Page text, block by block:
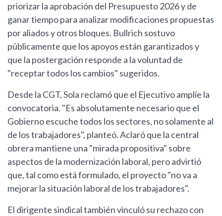
priorizar la aprobación del Presupuesto 2026 y de
ganar tiempo para analizar modificaciones propuestas
por aliados y otros bloques. Bullrich sostuvo
públicamente que los apoyos están garantizados y
que la postergación responde a la voluntad de
"receptar todos los cambios" sugeridos.
Desde la CGT, Sola reclamó que el Ejecutivo amplíe la
convocatoria. "Es absolutamente necesario que el
Gobierno escuche todos los sectores, no solamente al
de los trabajadores", planteó. Aclaró que la central
obrera mantiene una "mirada propositiva" sobre
aspectos de la modernización laboral, pero advirtió
que, tal como está formulado, el proyecto "no va a
mejorar la situación laboral de los trabajadores".
El dirigente sindical también vinculó su rechazo con